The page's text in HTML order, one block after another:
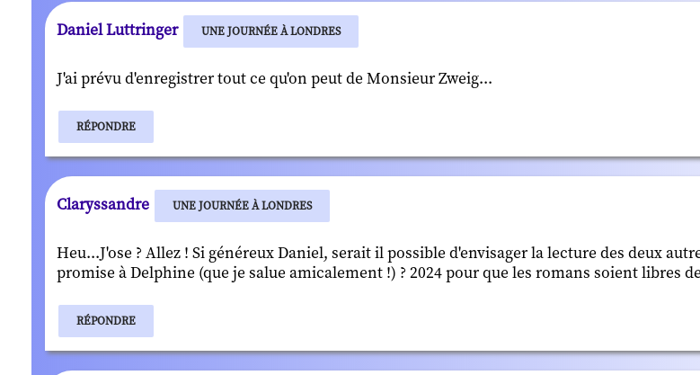
Daniel Luttringer UNE JOURNÉE À LONDRES
J'ai prévu d'enregistrer tout ce qu'on peut de Monsieur Zweig...
RÉPONDRE
Claryssandre UNE JOURNÉE À LONDRES
Heu...J'ose ? Allez ! Si généreux Daniel, serait il possible d'envisager la lecture des deux
promise à Delphine (que je salue amicalement !) ? 2024 pour que les romans soient libres
RÉPONDRE